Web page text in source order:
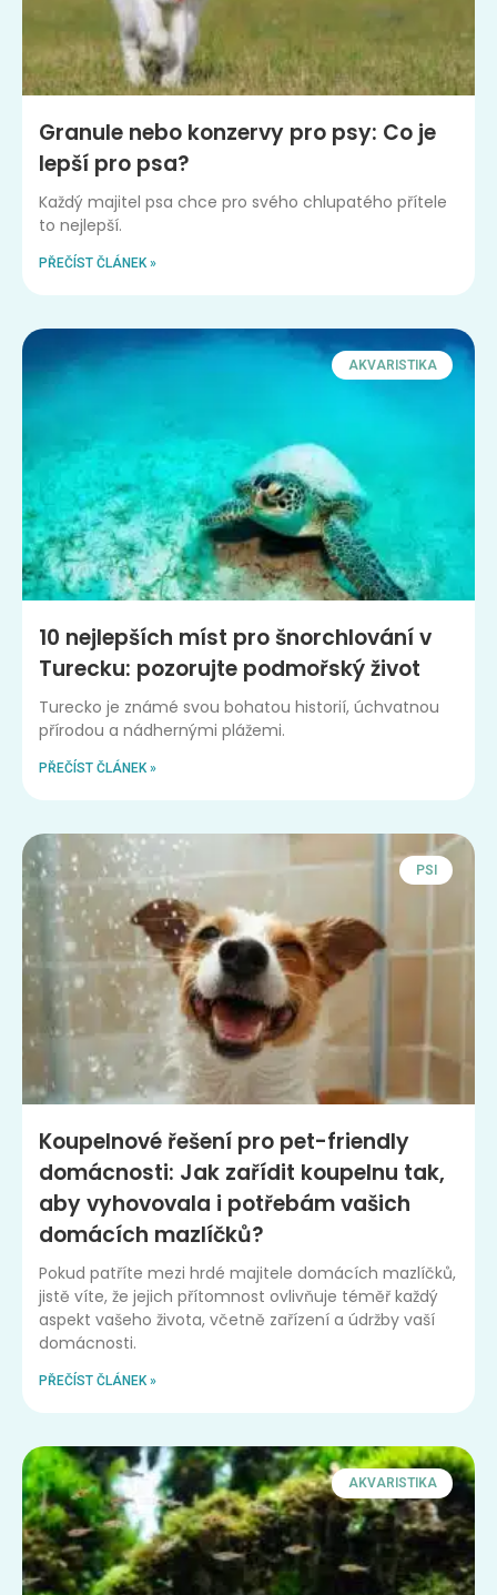
Granule nebo konzervy pro psy: Co je
lepší pro psa?
Každý majitel psa chce pro svého chlupatého přítele
to nejlepší.
PŘEČÍST ČLÁNEK »
AKVARISTIKA
10 nejlepších míst pro šnorchlování v
Turecku: pozorujte podmořský život
Turecko je známé svou bohatou historií, úchvatnou
přírodou a nádhernými plážemi.
PŘEČÍST ČLÁNEK »
PSI
Koupelnové řešení pro pet-friendly
domácnosti: Jak zařídit koupelnu tak,
aby vyhovovala i potřebám vašich
domácích mazlíčků?
Pokud patříte mezi hrdé majitele domácích mazlíčků,
jistě víte, že jejich přítomnost ovlivňuje téměř každý
aspekt vašeho života, včetně zařízení a údržby vaší
domácnosti.
PŘEČÍST ČLÁNEK »
AKVARISTIKA